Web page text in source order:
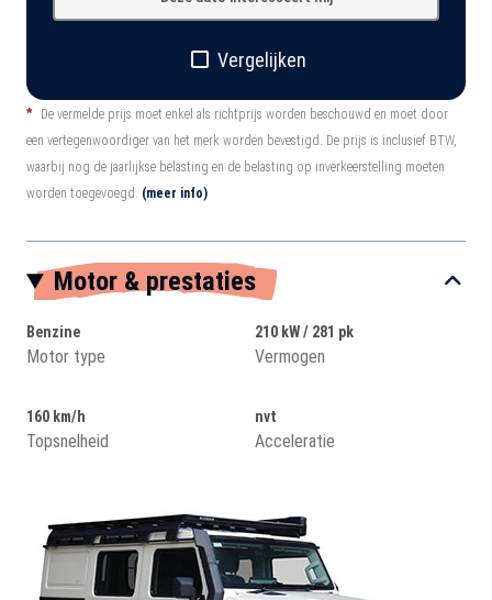
Vergelijken
*
De vermelde prijs moet enkel als richtprijs worden beschouwd en moet door
een vertegenwoordiger van het merk worden bevestigd. De prijs is inclusief BTW,
waarbij nog de jaarlijkse belasting en de belasting op inverkeerstelling moeten
worden toegevoegd. (meer info)
Motor & prestaties
Benzine
Motor type
210 kW / 281 pk
Vermogen
160 km/h
Topsnelheid
nvt
Acceleratie